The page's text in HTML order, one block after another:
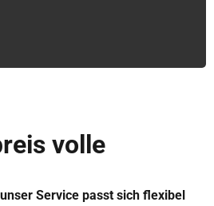
volle
Service passt sich flexibel